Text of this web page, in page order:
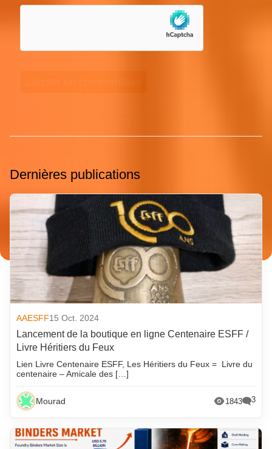
Dernières publications
AAESFF15 Oct. 2024
Lancement de la boutique en ligne Centenaire ESFF /
Livre Héritiers du Feux
Lien Livre Centenaire ESFF, Les Héritiers du Feux = Livre du
centenaire – Amicale des […]
Mourad 1843 3